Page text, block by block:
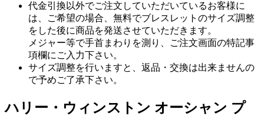
代金引換以外でご注文していただいているお客様に
は、ご希望の場合、無料でブレスレットのサイズ調整
をした後に商品を発送させていただきます。
メジャー等で手首まわりを測り、ご注文画面の特記事
項欄にご入力下さい。
サイズ調整を行いますと、返品・交換は出来ませんの
で予めご了承下さい。
ハリー・ウィンストン オーシャン プ